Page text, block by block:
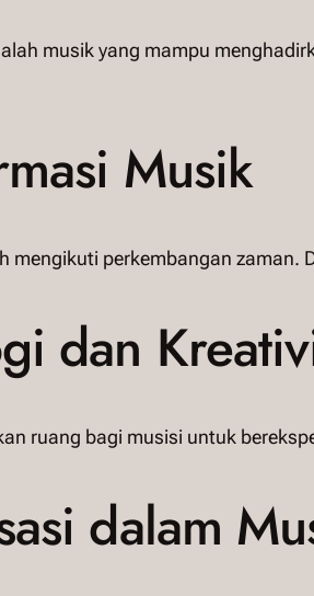
musik yang mampu
Musik
mengikuti perkembangan
dan
ruang bagi musisi untuk
dalam